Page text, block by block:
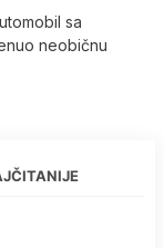
sa
neobičnu